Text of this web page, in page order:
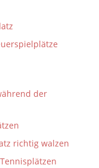
der
richtig walzen